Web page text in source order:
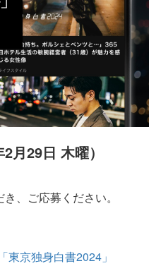
月29日 木曜）
、ご応募ください。
「東京独身白書2024」